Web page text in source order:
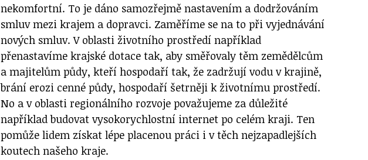
nekomfortní. To je dáno samozřejmě nastavením a dodržováním
smluv mezi krajem a dopravci. Zaměříme se na to při vyjednávání
nových smluv. V oblasti životního prostředí například
přenastavíme krajské dotace tak, aby směřovaly těm zemědělcům
a majitelům půdy, kteří hospodaří tak, že zadržují vodu v krajině,
brání erozi cenné půdy, hospodaří šetrněji k životnímu prostředí.
No a v oblasti regionálního rozvoje považujeme za důležité
například budovat vysokorychlostní internet po celém kraji. Ten
pomůže lidem získat lépe placenou práci i v těch nejzapadlejších
koutech našeho kraje.